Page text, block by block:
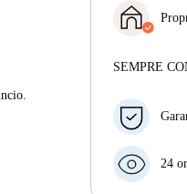
SEMPRE
con 24